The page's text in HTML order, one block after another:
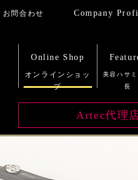
Online Shop
Company
Artec代理